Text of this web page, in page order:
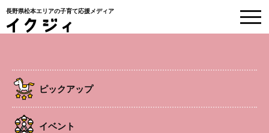
長野県松本エリアの子育て応援メディア
ピックアップ
イベント
EVENT
HOME